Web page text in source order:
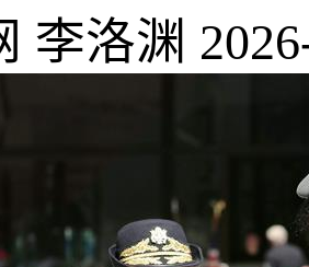
李洛渊